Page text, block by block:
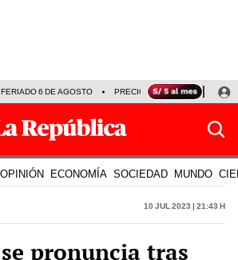
FERIADO 6 DE AGOSTO PRECIO DEL DÓLAR
OPINIÓN ECONOMÍA SOCIEDAD MUNDO
10 Jul 2023 | 21:43 h
pronuncia tras